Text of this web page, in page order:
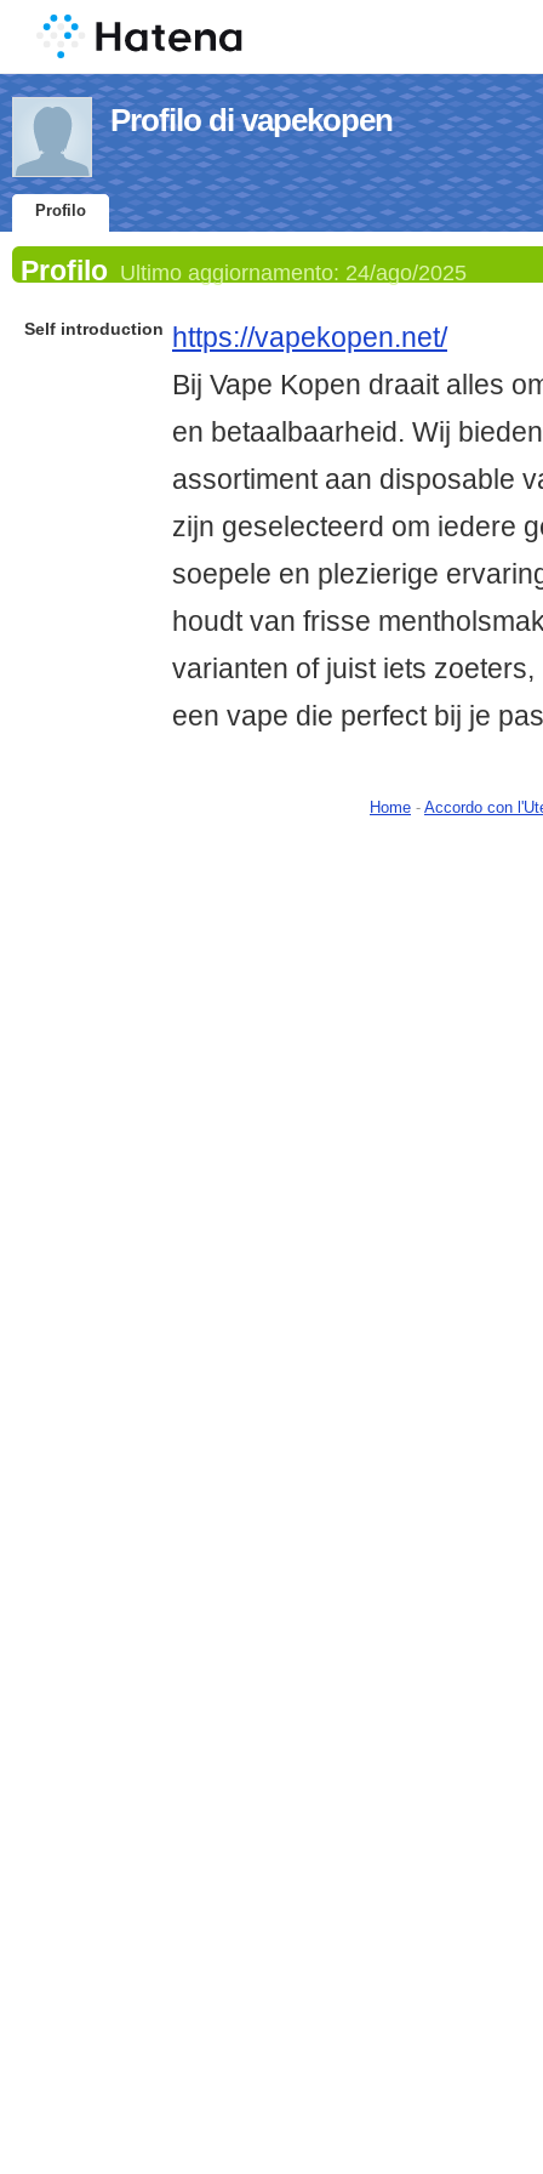
Profilo di vapekopen
Profilo
Profilo Ultimo aggiornamento: 24/ago/2025
Self introduction
https://vapekopen.net/
Bij Vape Kopen draait alles
en betaalbaarheid. Wij
assortiment aan disposable
zijn geselecteerd om iedere
soepele en plezierige
houdt van frisse
varianten of juist iets
een vape die perfect bij je
Home - Accordo con